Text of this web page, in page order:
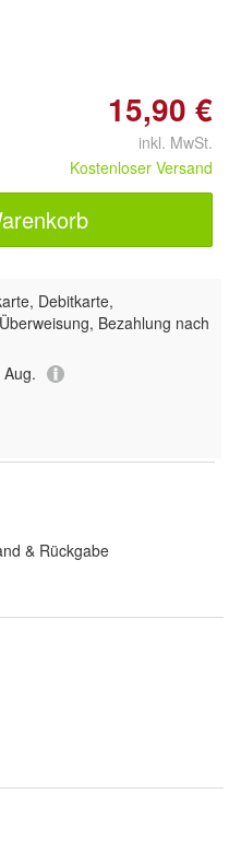
15,90 €
inkl. MwSt.
Kostenloser Versand
Debitkarte,
Bezahlung nach
& Rückgabe